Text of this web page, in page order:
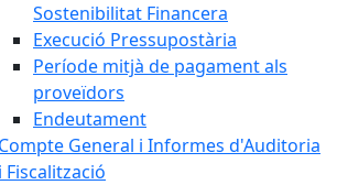
Sostenibilitat Financera
Execució Pressupostària
Període mitjà de pagament als
proveïdors
Endeutament
Compte General i Informes d'Auditoria
i Fiscalització